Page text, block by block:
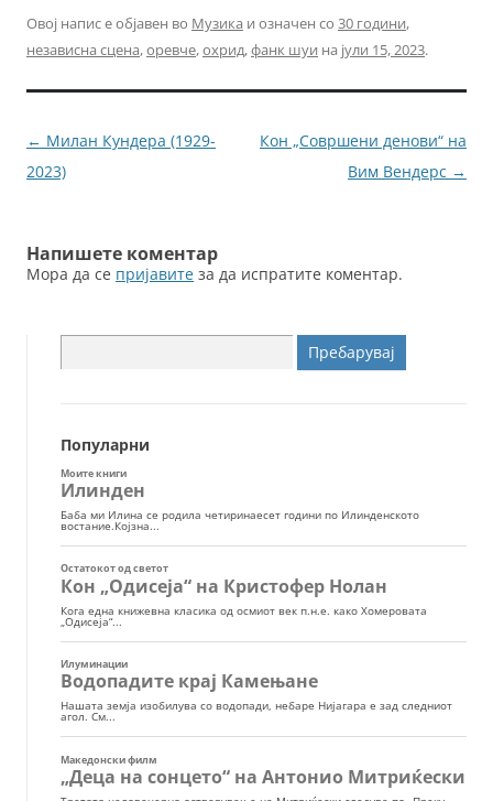
c
e
b
o
itt
er
ai
l
ss
e
n
g
Овој напис е објавен во Музика и означен со 30 години,
независна сцена,оревче,охрид,фанк шуи на јули 15, 2023.
Навигација
за
← Милан Кундера (1929-
2023)
Кон „Совршени денови“ на
Вим Вендерс →
Напишете коментар
Мора да се пријавите за да испратите коментар.
за:
Популарни